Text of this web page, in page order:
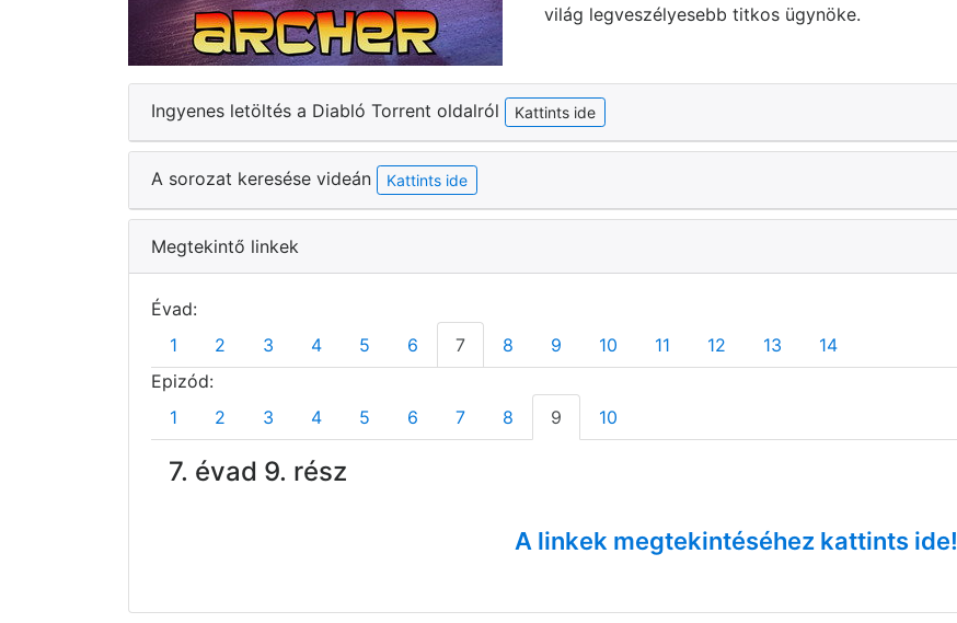
világ legveszélyesebb titkos ügynöke.
Ingyenes letöltés a Diabló Torrent oldalról Kattints ide
A sorozat keresése videán Kattints ide
Megtekintő linkek
Évad:
1
2 3 4 5 6 7 8 9 10 11 12 13
14
Epizód:
1
2 3 4 5 6 7 8 9 10
7. évad 9. rész
A linkek megtekintéséhez kattints ide!